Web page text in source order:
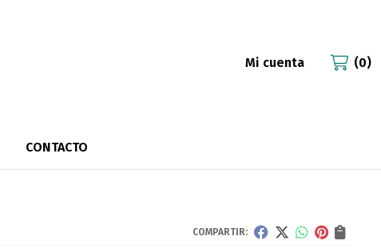
Mi cuenta 0
CONTACTO
COMPARTIR: